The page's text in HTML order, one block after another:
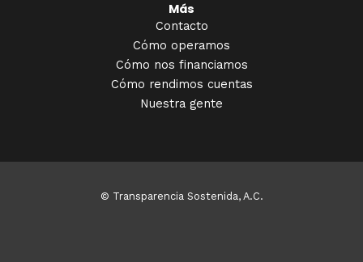
Más
Contacto
Cómo operamos
Cómo nos financiamos
Cómo rendimos cuentas
Nuestra gente
© Transparencia Sostenida, A.C.